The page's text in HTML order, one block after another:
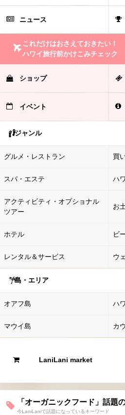
ニュース
これだけはおさえておきたい！
ハワイ旅行前かけこみチェック
ショップ
イベント
ジャンル
グルメ・レストラン 買
スパ・エステ ハ
アクティビティ・オプショナル
ツアー
お
ホテル ビ
レンタル＆サービス ウ
島・エリア
オアフ島 ハ
マウイ島 カ
LaniLani market
「オーガニックフード」話題
今LaniLaniで話題になっているキーワード